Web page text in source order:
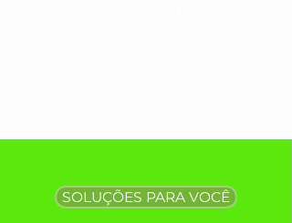
SOLUÇÕES PARA VOCÊ